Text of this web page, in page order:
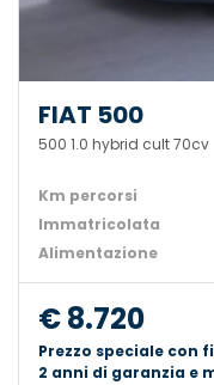
FIAT 500
500 1.0 hybrid cult 70cv
Km percorsi
Immatricolata
Alimentazione
€ 8.720
Prezzo speciale con
2 anni di garanzia e